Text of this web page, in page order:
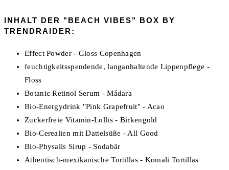
INHALT DER "BEACH VIBES" BOX BY
TRENDRAIDER:
Effect Powder - Gloss Copenhagen
feuchtigkeitsspendende, langanhaltende Lippenpflege -
Floss
Botanic Retinol Serum - Mádara
Bio-Energydrink "Pink Grapefruit" - Acao
Zuckerfreie Vitamin-Lollis - Birkengold
Bio-Cerealien mit Dattelsüße - All Good
Bio-Physalis Sirup - Sodabär
Athentisch-mexikanische Tortillas - Komali Tortillas